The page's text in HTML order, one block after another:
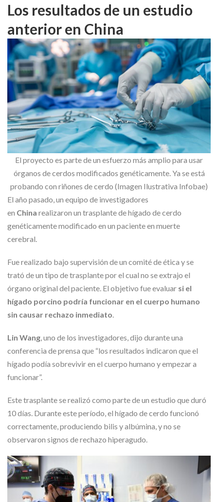
Los resultados de un estudio
anterior en China
El proyecto es parte de un esfuerzo más amplio para usar
órganos de cerdos modificados genéticamente. Ya se está
probando con riñones de cerdo (Imagen Ilustrativa Infobae)
El año pasado, un equipo de investigadores
en China realizaron un trasplante de hígado de cerdo
genéticamente modificado en un paciente en muerte
cerebral.
Fue realizado bajo supervisión de un comité de ética y se
trató de un tipo de trasplante por el cual no se extrajo el
órgano original del paciente. El objetivo fue evaluar si el
hígado porcino podría funcionar en el cuerpo humano
sin causar rechazo inmediato.
Lin Wang, uno de los investigadores, dijo durante una
conferencia de prensa que “los resultados indicaron que el
hígado podía sobrevivir en el cuerpo humano y empezar a
funcionar”.
Este trasplante se realizó como parte de un estudio que duró
10 días. Durante este período, el hígado de cerdo funcionó
correctamente, produciendo bilis y albúmina, y no se
observaron signos de rechazo hiperagudo.